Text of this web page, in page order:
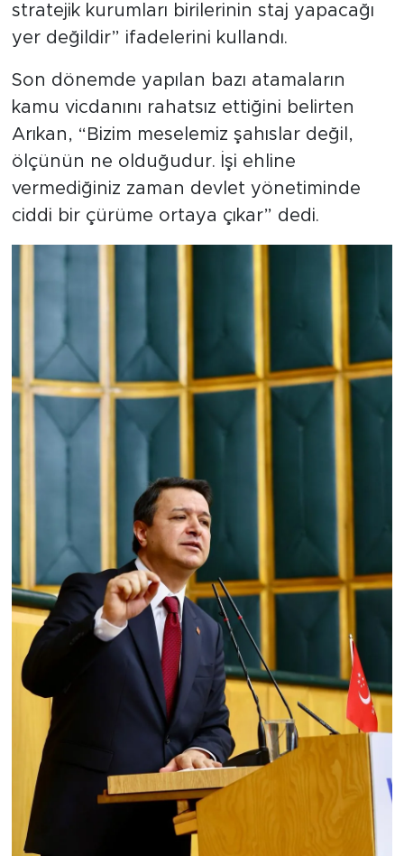
stratejik kurumları birilerinin staj yapacağı
yer değildir” ifadelerini kullandı.
Son dönemde yapılan bazı atamaların
kamu vicdanını rahatsız ettiğini belirten
Arıkan, “Bizim meselemiz şahıslar değil,
ölçünün ne olduğudur. İşi ehline
vermediğiniz zaman devlet yönetiminde
ciddi bir çürüme ortaya çıkar” dedi.